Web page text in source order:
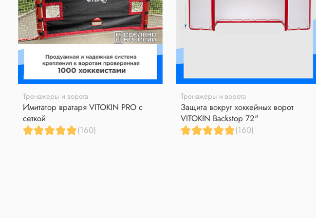
Тренажеры и ворота
Имитатор вратаря VITOKIN PRO с
сеткой
(160)
Тренажеры и ворота
Защита вокруг хоккейных ворот
VITOKIN Backstop 72"
(160)